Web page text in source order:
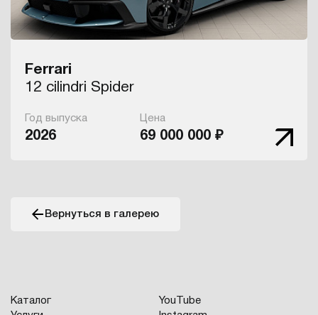
Ferrari
12 cilindri Spider
Год выпуска
2026
Цена
69 000 000 ₽
Вернуться в галерею
Каталог
YouTube